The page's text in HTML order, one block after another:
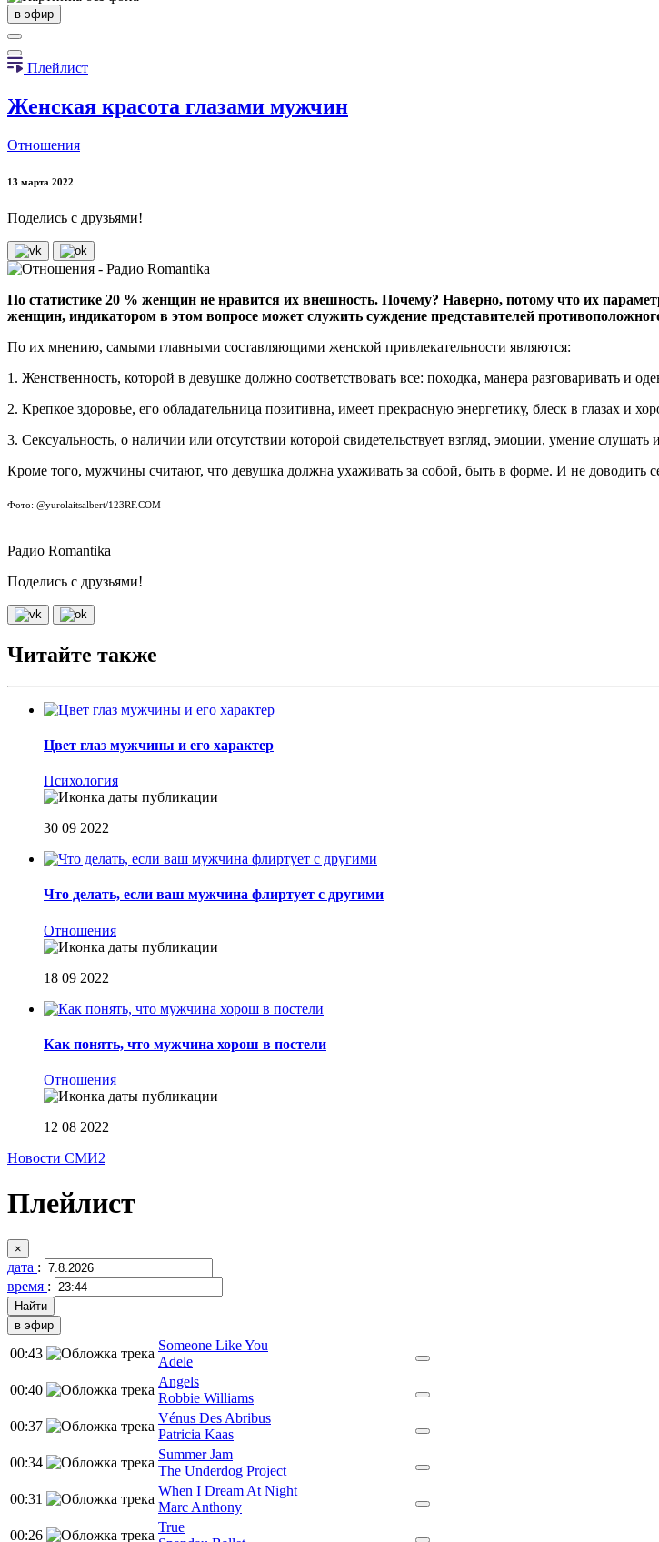
в эфир
Плейлист
Женская красота глазами мужчин
Отношения
13 марта 2022
Поделись с друзьями!
По статистике 20 % женщин не нравится их внешность. Почему? Наверно, потому что их
женщин, индикатором в этом вопросе может служить суждение представителей
По их мнению, самыми главными составляющими женской привлекательности являются:
1. Женственность, которой в девушке должно соответствовать все: походка, манера разговаривать и
2. Крепкое здоровье, его обладательница позитивна, имеет прекрасную энергетику, блеск в глазах и
3. Сексуальность, о наличии или отсутствии которой свидетельствует взгляд, эмоции, умение слушать
Кроме того, мужчины считают, что девушка должна ухаживать за собой, быть в форме. И не доводить
Фото: @yurolaitsalbert/123RF.COM
Радио Romantika
Поделись с друзьями!
Читайте также
Цвет глаз мужчины и его характер
Психология
30 09 2022
Что делать, если ваш мужчина флиртует с другими
Отношения
18 09 2022
Как понять, что мужчина хорош в постели
Отношения
12 08 2022
Новости СМИ2
Плейлист
×
дата :
время :
в эфир
00:43
Someone Like You
Adele
00:40
Angels
Robbie Williams
00:37
Vénus Des Abribus
Patricia Kaas
00:34
Summer Jam
The Underdog Project
00:31
When I Dream At Night
Marc Anthony
00:26
True